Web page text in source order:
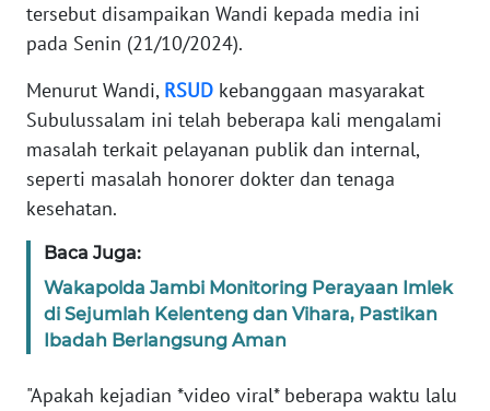
tersebut disampaikan Wandi kepada media ini
pada Senin (21/10/2024).
Menurut Wandi, RSUD kebanggaan masyarakat
Subulussalam ini telah beberapa kali mengalami
masalah terkait pelayanan publik dan internal,
seperti masalah honorer dokter dan tenaga
kesehatan.
Baca Juga:
Wakapolda Jambi Monitoring Perayaan Imlek
di Sejumlah Kelenteng dan Vihara, Pastikan
Ibadah Berlangsung Aman
"Apakah kejadian *video viral* beberapa waktu lalu
KARIR
DISCLAIMER
Wahana
News
Regional
WN
SUMUT
WN